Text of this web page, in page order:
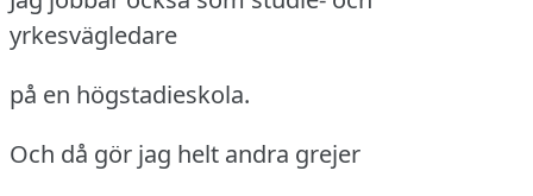
yrkesvägledare
på en högstadieskola.
Och då gör jag helt andra grejer